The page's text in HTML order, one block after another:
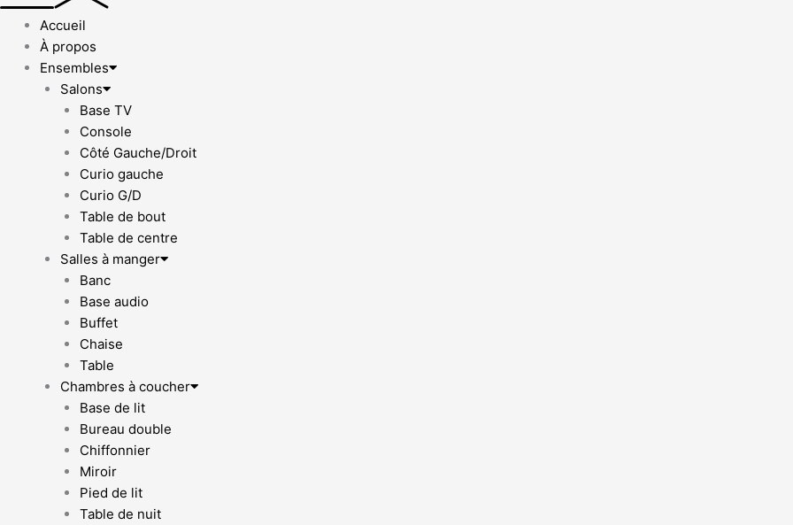
Accueil
À propos
Ensembles
Salons
Base TV
Console
Côté Gauche/Droit
Curio gauche
Curio G/D
Table de bout
Table de centre
Salles à manger
Banc
Base audio
Buffet
Chaise
Table
Chambres à coucher
Base de lit
Bureau double
Chiffonnier
Miroir
Pied de lit
Table de nuit